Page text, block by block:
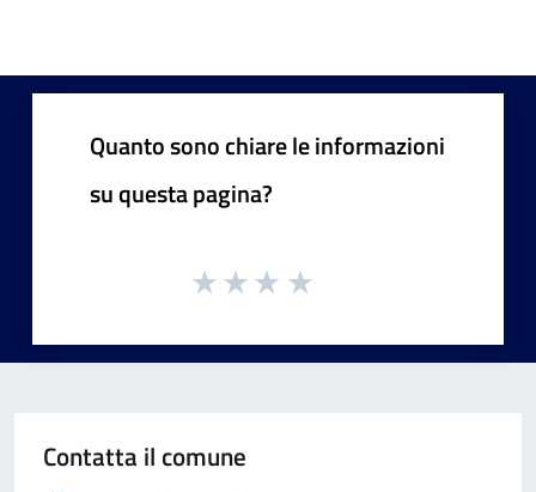
Quanto sono chiare le informazioni
su questa pagina?
Contatta il comune